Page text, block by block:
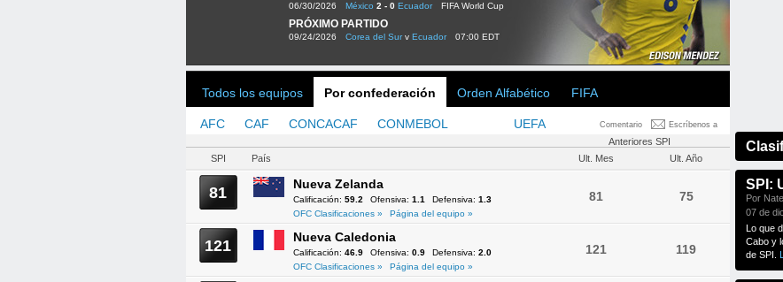
06/30/2026 México 2 - 0 Ecuador FIFA World Cup
PRÓXIMO PARTIDO
09/24/2026 Corea del Surv Ecuador 07:00 EDT
Todos los equipos Por confederación Orden Alfabético FIFA
Comentario Escríbenos a
AFC CAF CONCACAF CONMEBOL UEFA
Anteriores SPI
SPI
País Ult. Mes Ult. Año
81 Nueva Zelanda
Calificación: 59.2 Ofensiva: 1.1 Defensiva: 1.3
OFC Clasificaciones »
Página del equipo »
81 75
121 Nueva Caledonia
Calificación: 46.9 Ofensiva: 0.9 Defensiva: 2.0
OFC Clasificaciones »
Página del equipo »
121 119
SPI:
Por
07 de
Lo que
Cabo y
de SPI.